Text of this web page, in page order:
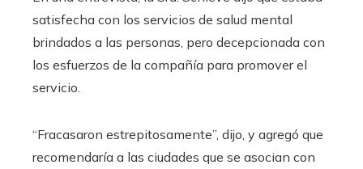
satisfecha con los servicios de salud mental
brindados a las personas, pero decepcionada con
los esfuerzos de la compañía para promover el
servicio.
“Fracasaron estrepitosamente”, dijo, y agregó que
recomendaría a las ciudades que se asocian con